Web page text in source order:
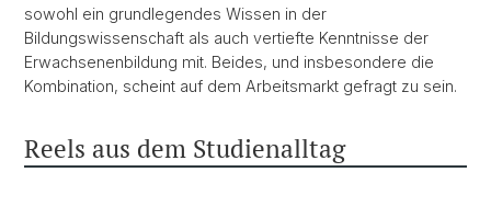
sowohl ein grundlegendes Wissen in der
Bildungswissenschaft als auch vertiefte Kenntnisse der
Erwachsenenbildung mit. Beides, und insbesondere die
Kombination, scheint auf dem Arbeitsmarkt gefragt zu sein.
Reels aus dem Studienalltag